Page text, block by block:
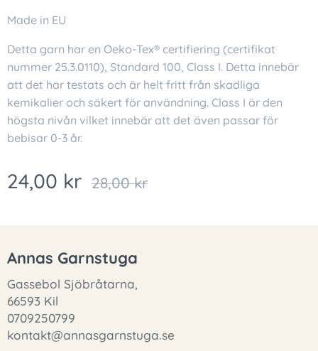
Made in EU
Detta garn har en Oeko-Tex® certifiering (certifikat
nummer 25.3.0110), Standard 100, Class I. Detta innebär
att det har testats och är helt fritt från skadliga
kemikalier och säkert för användning. Class I är den
högsta nivån vilket innebär att det även passar för
bebisar 0-3 år.
24,00 kr 28,00kr
Annas Garnstuga
Gassebol Sjöbråtarna,
66593 Kil
0709250799
kontakt@annasgarnstuga.se